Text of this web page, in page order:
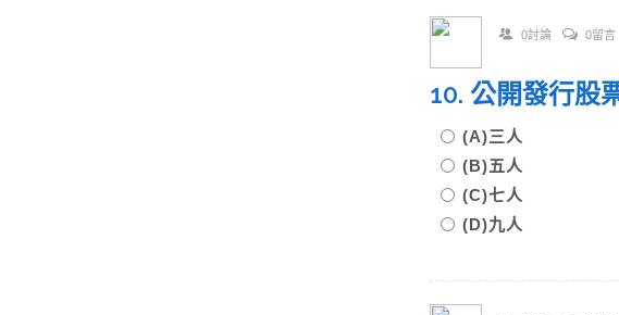
0討論 0留言
10. 公開發行股
(A)三人
(B)五人
(C)七人
(D)九人